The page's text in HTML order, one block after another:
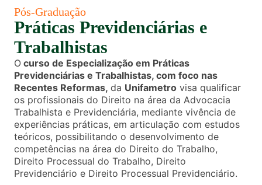
Pós-Graduação
Práticas Previdenciárias e
Trabalhistas
O curso de Especialização em Práticas
Previdenciárias e Trabalhistas, com foco nas
Recentes Reformas, da Unifametro visa qualificar
os profissionais do Direito na área da Advocacia
Trabalhista e Previdenciária, mediante vivência de
experiências práticas, em articulação com estudos
teóricos, possibilitando o desenvolvimento de
competências na área do Direito do Trabalho,
Direito Processual do Trabalho, Direito
Previdenciário e Direito Processual Previdenciário.